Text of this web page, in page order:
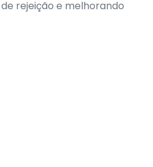
rejeição e melhorando